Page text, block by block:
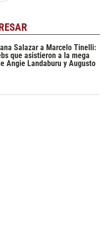
Salazar a Marcelo Tinelli:
que asistieron a la mega
Angie Landaburu y Augusto